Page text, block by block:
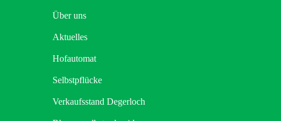
Über uns
Aktuelles
Hofautomat
Selbstpflücke
Verkaufsstand Degerloch